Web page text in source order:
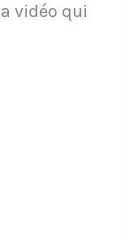
vidéo qui